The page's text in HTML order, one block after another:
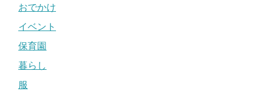
おでかけ
イベント
保育園
暮らし
服